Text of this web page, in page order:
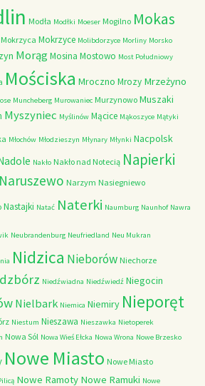
Modła Modłki Moeser Mogilno Mokas
Mokrzyca Mokrzyce Molibdorzyce Morliny Morsko
MorągMosina Mostowo Most Południowy
Mościska Mroczno Mrozy Mrzeżyno
Muncheberg Murowaniec Murzynowo Muszaki
Myszyniec Myślinów Mącice Mąkoszyce Mątyki
Młochów Młodzieszyn Młynary Młynki Nacpolsk
Nakło Nakło nad Notecią Napierki
Naruszewo Narzym Nasiegniewo
Nastajki Natać Naterki Naumburg Naunhof Nawra
Neubrandenburg Neufriedland Neu Mukran
Nidzica Nieborów Niechorze
Niedźwiadna Niedźwiedź Niegocin
Nielbark Niemica Niemiry Nieporęt
Niestum Nieszawa Nieszawka Nietoperek
Nowa Sól Nowa Wieś Ełcka Nowa Wrona Nowe Brzesko
Nowe Miasto Nowe Miasto
Nowe Ramoty Nowe Ramuki Nowe